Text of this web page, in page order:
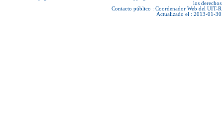
los derechos
Contacto público : Coordenador Web del UIT-R
Actualizado el : 2013-01-30